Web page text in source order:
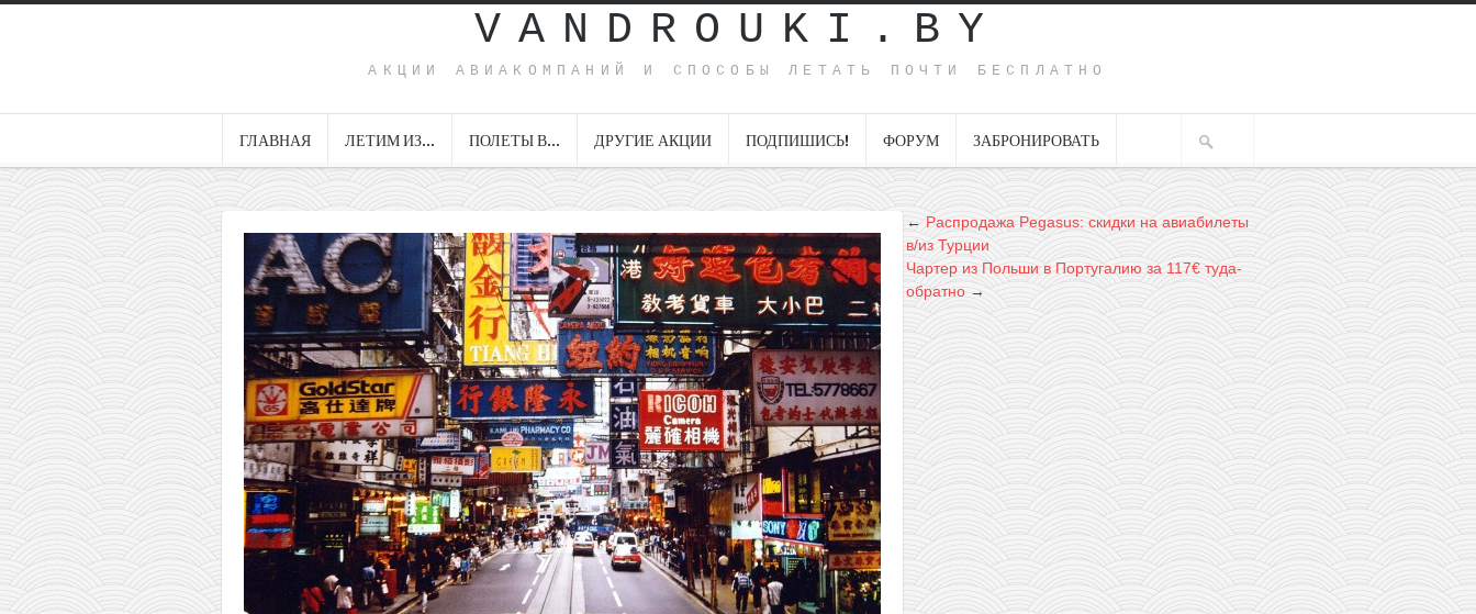
VANDROUKI.BY
АКЦИИ АВИАКОМПАНИЙ И СПОСОБЫ ЛЕТАТЬ ПОЧТИ БЕСПЛАТНО
ГЛАВНАЯ ЛЕТИМ ИЗ… ПОЛЕТЫ В… ДРУГИЕ АКЦИИ ПОДПИШИСЬ! ФОРУМ ЗАБРОНИРОВАТЬ
←Распродажа Pegasus: скидки на авиабилеты
в/из Турции
Чартер из Польши в Португалию за 117€ туда-
обратно →